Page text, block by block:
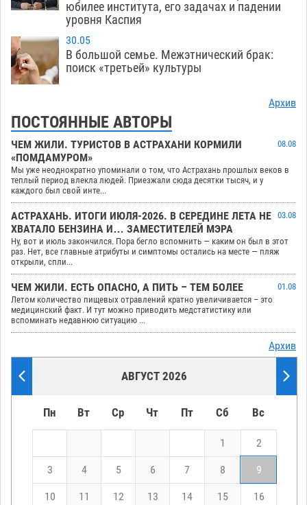
юбилее института, его задачах и падении
уровня Каспия
30.05
В большой семье. Межэтнический брак:
поиск «третьей» культуры
Архив
ПОСТОЯННЫЕ АВТОРЫ
ЧЕМ ЖИЛИ. ТУРИСТОВ В АСТРАХАНИ КОРМИЛИ
«ПОМДАМУРОМ»
08.08
Мы уже неоднократно упоминали о том, что Астрахань прошлых веков в
теплый период влекла людей. Приезжали сюда десятки тысяч, и у
каждого был свой инте...
АСТРАХАНЬ. ИТОГИ ИЮЛЯ-2026. В СЕРЕДИНЕ ЛЕТА НЕ
ХВАТАЛО БЕНЗИНА И… ЗАМЕСТИТЕЛЕЙ МЭРА
03.08
Ну, вот и июль закончился. Пора бегло вспомнить — каким он был в этот
раз. Нет, все главные атрибуты и симптомы остались на месте — пляж
открыли, спли...
ЧЕМ ЖИЛИ. ЕСТЬ ОПАСНО, А ПИТЬ – ТЕМ БОЛЕЕ
01.08
Летом количество пищевых отравлений кратно увеличивается – это
медицинский факт. И тут можно приводить медстатистику или
вспоминать недавнюю ситуацию ...
Архив
АВГУСТ 2026
Пн Вт Ср Чт Пт Сб Вс
1 2
3 4 5 6 7 8 9
10 11 12 13 14 15 16